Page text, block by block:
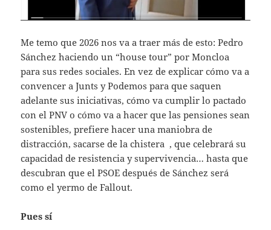
Me temo que 2026 nos va a traer más de esto: Pedro
Sánchez haciendo un “house tour” por Moncloa
para sus redes sociales. En vez de explicar cómo va a
convencer a Junts y Podemos para que saquen
adelante sus iniciativas, cómo va cumplir lo pactado
con el PNV o cómo va a hacer que las pensiones sean
sostenibles, prefiere hacer una maniobra de
distracción, sacarse de la chistera , que celebrará su
capacidad de resistencia y supervivencia… hasta que
descubran que el PSOE después de Sánchez será
como el yermo de Fallout.
Pues sí